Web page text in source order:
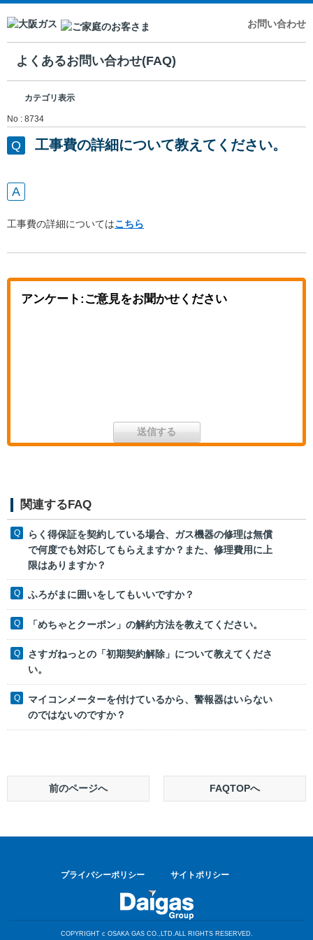
お問い合わせ
よくあるお問い合わせ(FAQ)
カテゴリ表示
No : 8734
工事費の詳細について教えてください。
工事費の詳細についてはこちら
アンケート:ご意見をお聞かせください
関連するFAQ
らく得保証を契約している場合、ガス機器の修理は無償
で何度でも対応してもらえますか？また、修理費用に上
限はありますか？
ふろがまに囲いをしてもいいですか？
「めちゃとクーポン」の解約方法を教えてください。
さすガねっとの「初期契約解除」について教えてくださ
い。
マイコンメーターを付けているから、警報器はいらない
のではないのですか？
前のページへ FAQTOPへ
プライバシーポリシー サイトポリシー
COPYRIGHT c OSAKA GAS CO.,LTD.ALL RIGHTS RESERVED.